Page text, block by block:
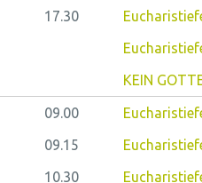
17.30
KEIN
09.00
09.15
10.30